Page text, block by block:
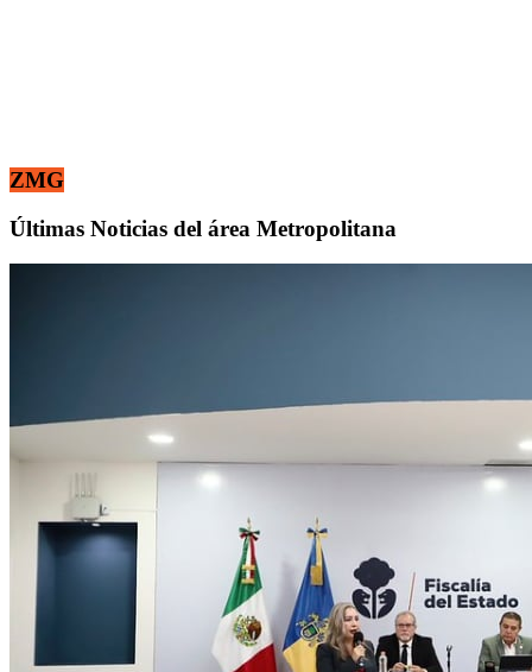
ZMG
Últimas Noticias del área Metropolitana